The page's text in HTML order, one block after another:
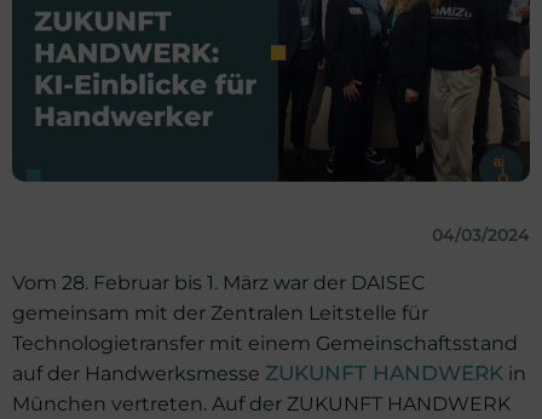
04/03/2024
Vom 28. Februar bis 1. März war der DAISEC
gemeinsam mit der Zentralen Leitstelle für
Technologietransfer mit einem Gemeinschaftsstand
auf der Handwerksmesse ZUKUNFT HANDWERK in
München vertreten. Auf der ZUKUNFT HANDWERK